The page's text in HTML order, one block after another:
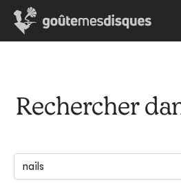
Rechercher